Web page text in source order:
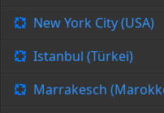
New York City (USA)
Istanbul (Türkei)
Marrakesch